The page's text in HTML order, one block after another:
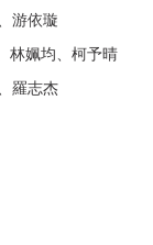
游依璇
姵均、柯予晴
羅志杰